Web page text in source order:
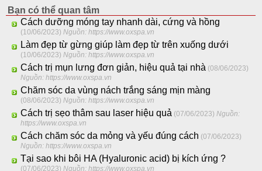
Bạn có thể quan tâm
Cách dưỡng móng tay nhanh dài, cứng và hồng
(10/06/2023)Nguồn: https://www.oxspa.vn
Làm đẹp từ gừng giúp làm đẹp từ trên xuống dưới
(10/06/2023)Nguồn: https://www.oxspa.vn
Cách trị mụn lưng đơn giản, hiệu quả tại nhà (08/06/2023)
Nguồn: https://www.oxspa.vn
Chăm sóc da vùng nách trắng sáng mịn màng
(08/06/2023)Nguồn: https://www.oxspa.vn
Cách trị sẹo thâm sau laser hiệu quả (07/06/2023)Nguồn:
https://www.oxspa.vn
Cách chăm sóc da mỏng và yếu đúng cách (07/06/2023)
Nguồn: https://www.oxspa.vn
Tại sao khi bôi HA (Hyaluronic acid) bị kích ứng ?
(07/06/2023)Nguồn: https://www.oxspa.vn